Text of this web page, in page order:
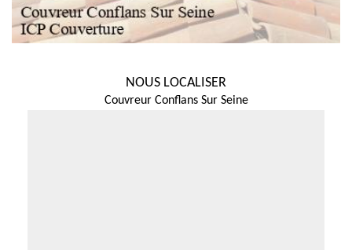
NOUS LOCALISER
Couvreur Conflans Sur Seine